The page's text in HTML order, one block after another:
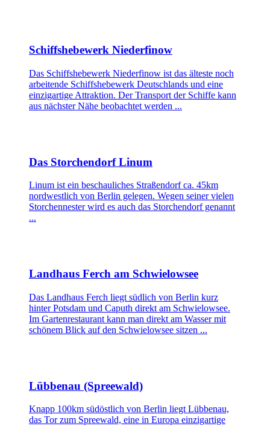
Schiffshebewerk Niederfinow
Das Schiffshebewerk Niederfinow ist das älteste noch
arbeitende Schiffshebewerk Deutschlands und eine
einzigartige Attraktion. Der Transport der Schiffe kann
aus nächster Nähe beobachtet werden ...
Das Storchendorf Linum
Linum ist ein beschauliches Straßendorf ca. 45km
nordwestlich von Berlin gelegen. Wegen seiner vielen
Storchennester wird es auch das Storchendorf genannt
...
Landhaus Ferch am Schwielowsee
Das Landhaus Ferch liegt südlich von Berlin kurz
hinter Potsdam und Caputh direkt am Schwielowsee.
Im Gartenrestaurant kann man direkt am Wasser mit
schönem Blick auf den Schwielowsee sitzen ...
Lübbenau (Spreewald)
Knapp 100km südöstlich von Berlin liegt Lübbenau,
das Tor zum Spreewald, eine in Europa einzigartige